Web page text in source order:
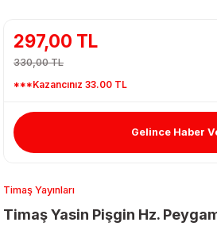
& Matara
Timaş Yayınları
Timaş Yasin Pişgin Hz.
297,00 TL
330,00 TL
***Kazancınız 33.00 TL
Gelince Haber